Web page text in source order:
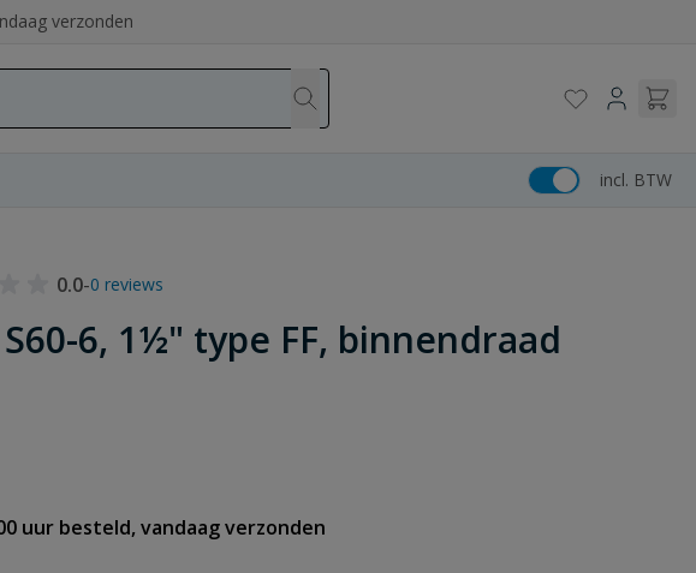
verzonden
incl. BTW
0.0-0 reviews
6, 1½" type FF, binnendraad
uur besteld, vandaag verzonden